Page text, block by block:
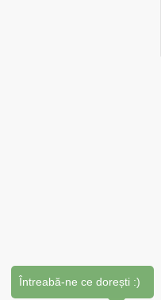
Întreabă-ne ce dorești :)